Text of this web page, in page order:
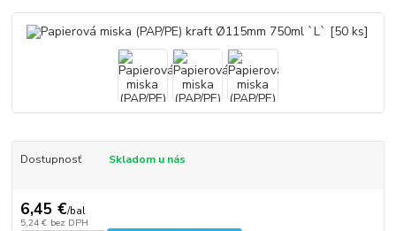
Dostupnosť Skladom u nás
6,45 €/bal
5,24 € bez DPH